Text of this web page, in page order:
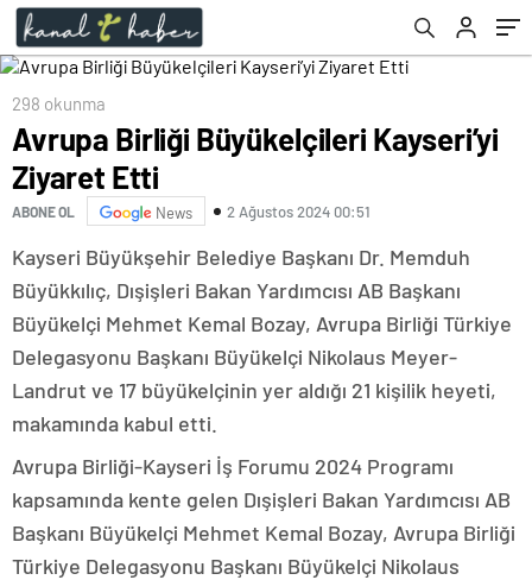
298 okunma
Avrupa Birliği Büyükelçileri Kayseri’yi
Ziyaret Etti
ABONE OL News 2 Ağustos 2024 00:51
Kayseri Büyükşehir Belediye Başkanı Dr. Memduh
Büyükkılıç, Dışişleri Bakan Yardımcısı AB Başkanı
Büyükelçi Mehmet Kemal Bozay, Avrupa Birliği Türkiye
Delegasyonu Başkanı Büyükelçi Nikolaus Meyer-
Landrut ve 17 büyükelçinin yer aldığı 21 kişilik heyeti,
makamında kabul etti.
Avrupa Birliği-Kayseri İş Forumu 2024 Programı
kapsamında kente gelen Dışişleri Bakan Yardımcısı AB
Başkanı Büyükelçi Mehmet Kemal Bozay, Avrupa Birliği
Türkiye Delegasyonu Başkanı Büyükelçi Nikolaus